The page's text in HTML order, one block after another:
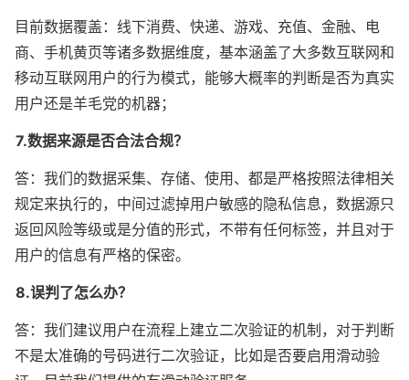
目前数据覆盖：线下消费、快递、游戏、充值、金融、电
商、手机黄页等诸多数据维度，基本涵盖了大多数互联网和
移动互联网用户的行为模式，能够大概率的判断是否为真实
用户还是羊毛党的机器；
7.数据来源是否合法合规？
答：我们的数据采集、存储、使用、都是严格按照法律相关
规定来执行的，中间过滤掉用户敏感的隐私信息，数据源只
返回风险等级或是分值的形式，不带有任何标签，并且对于
用户的信息有严格的保密。
8.误判了怎么办？
答：我们建议用户在流程上建立二次验证的机制，对于判断
不是太准确的号码进行二次验证，比如是否要启用滑动验